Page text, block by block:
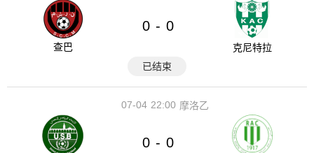
查巴
0 - 0
克尼特拉
已结束
22:00
07-04 摩洛乙
0 - 0